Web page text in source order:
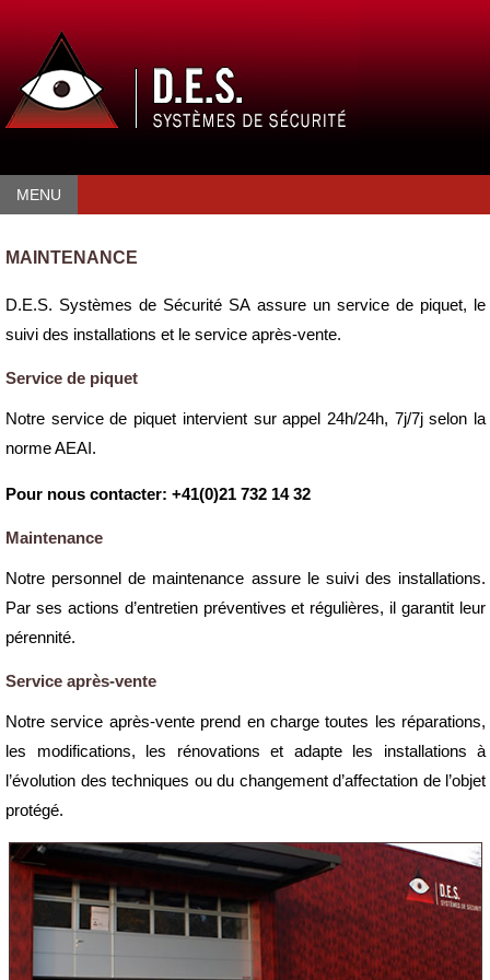
MENU
MAINTENANCE
D.E.S. Systèmes de Sécurité SA assure un service de piquet, le
suivi des installations et le service après-vente.
Service de piquet
Notre service de piquet intervient sur appel 24h/24h, 7j/7j selon la
norme AEAI.
Pour nous contacter: +41(0)21 732 14 32
Maintenance
Notre personnel de maintenance assure le suivi des installations.
Par ses actions d’entretien préventives et régulières, il garantit leur
pérennité.
Service après-vente
Notre service après-vente prend en charge toutes les réparations,
les modifications, les rénovations et adapte les installations à
l’évolution des techniques ou du changement d’affectation de l’objet
protégé.